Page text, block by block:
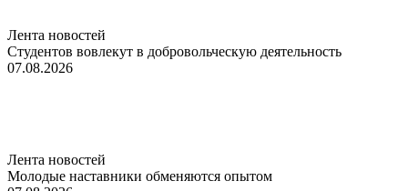
Лента новостей
Студентов вовлекут в добровольческую деятельность
07.08.2026
Лента новостей
Молодые наставники обменяются опытом